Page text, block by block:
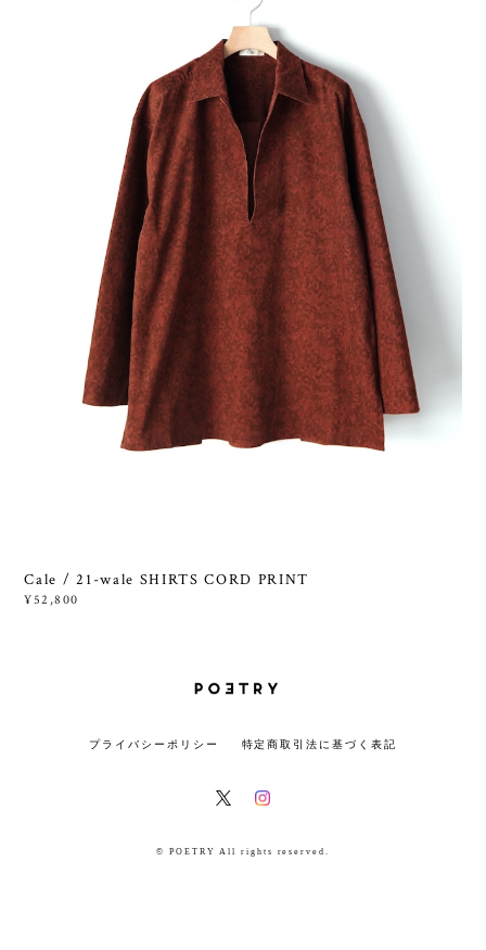
Cale / 21-wale SHIRTS CORD PRINT
¥52,800
プライバシーポリシー 特定商取引法に基づく表記
© POETRY All rights reserved.